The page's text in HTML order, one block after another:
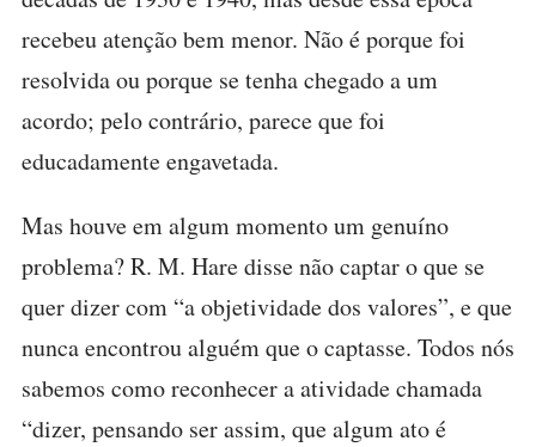
recebeu atenção bem menor. Não é porque foi
resolvida ou porque se tenha chegado a um
acordo; pelo contrário, parece que foi
educadamente engavetada.
Mas houve em algum momento um genuíno
problema? R. M. Hare disse não captar o que se
quer dizer com “a objetividade dos valores”, e que
nunca encontrou alguém que o captasse. Todos nós
sabemos como reconhecer a atividade chamada
“dizer, pensando ser assim, que algum ato é